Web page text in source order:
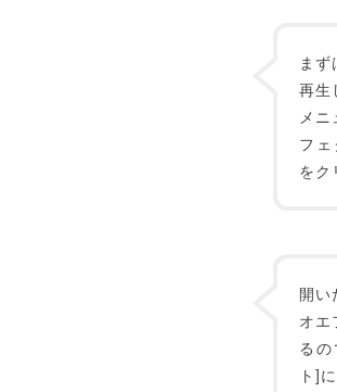
ま
再生
メ
フ
をク
開い
オエ
る
ト]